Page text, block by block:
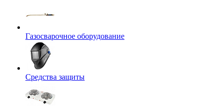
Газосварочное оборудование
Средства защиты